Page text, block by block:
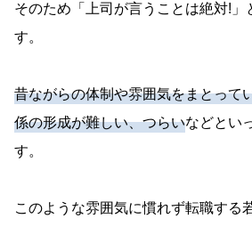
そのため「上司が言うことは絶対!」
す。
昔ながらの体制や雰囲気をまとって
係の形成が難しい、つらいなどとい
す。
このような雰囲気に慣れず転職する